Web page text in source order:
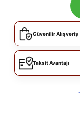
Güvenilir Alışveriş
Taksit Avantajı